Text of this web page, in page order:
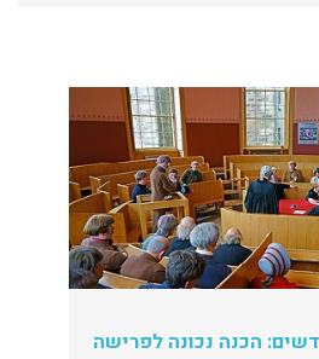
הכנה נכונה לפרישה